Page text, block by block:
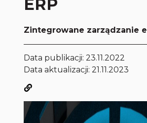
ERP
Zintegrowane zarządzanie
Data publikacji:23.11.2022
Data aktualizacji: 21.11.2023